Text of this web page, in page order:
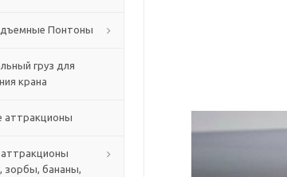
Понтоны
груз для
крана
аттракционы
зорбы, бананы,